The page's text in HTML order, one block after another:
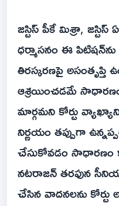
జస్టిస్‌ పీకే మిశ్రా, జస్టిస్‌
ధర్మాసనం ఈ
తిరస్కరణపై అసంతృప్తి
ఆశ్రయించడమే
మార్గమని కోర్టు
నిర్ణయం తప్పుగా
చేసుకోవడం
నటరాజన్‌ తరఫున
చేసిన వాదనలను కోర్టు